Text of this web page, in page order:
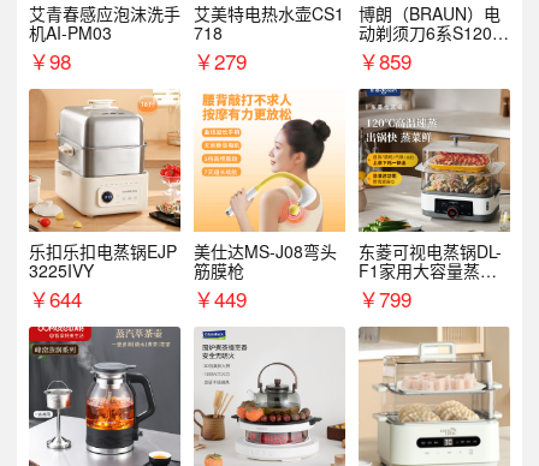
艾青春感应泡沫洗手
机AI-PM03
￥98
艾美特电热水壶CS1
718
￥279
博朗（BRAUN）电
动剃须刀6系S1200
S￥859
乐扣乐扣电蒸锅EJP
3225IVY
￥644
美仕达MS-J08弯头
筋膜枪
￥449
东菱可视电蒸锅DL-
F1家用大容量蒸炖
锅
￥799